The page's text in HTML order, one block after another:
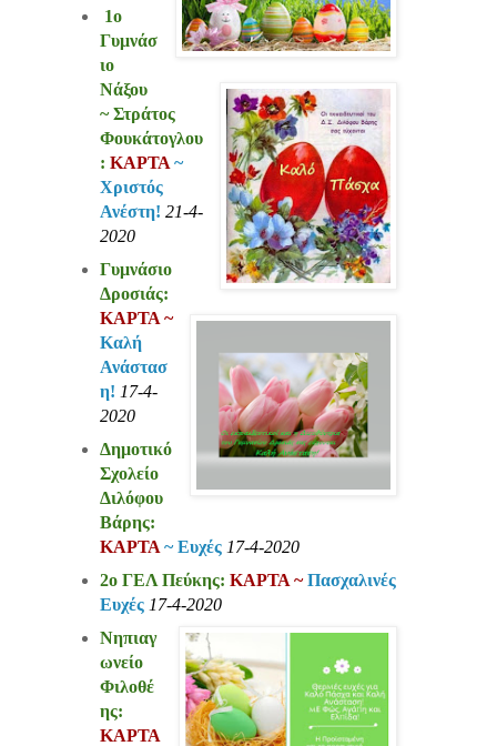
1ο
Γυμνάσ
ιο
Νάξου
~ Στράτος
Φουκάτογλου
: ΚΑΡΤΑ~
Χριστός
Ανέστη! 21-4-
2020
Γυμνάσιο
Δροσιάς:
ΚΑΡΤΑ ~
Καλή
Ανάστασ
η! 17-4-
2020
Δημοτικό
Σχολείο
Διλόφου
Βάρης:
ΚΑΡΤΑ ~ Ευχές 17-4-2020
2ο ΓΕΛ Πεύκης: ΚΑΡΤΑ ~Πασχαλινές
Ευχές 17-4-2020
Νηπιαγ
ωνείο
Φιλοθέ
ης:
ΚΑΡΤΑ